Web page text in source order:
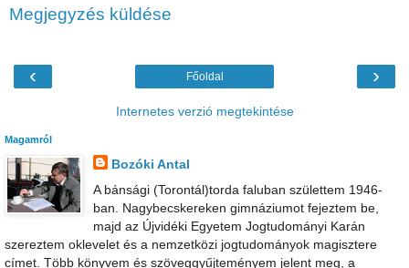
Megjegyzés küldése
‹ ›
Főoldal
Internetes verzió megtekintése
Magamról
Bozóki Antal
A bánsági (Torontál)torda faluban születtem 1946-
ban. Nagybecskereken gimnáziumot fejeztem be,
majd az Újvidéki Egyetem Jogtudományi Karán
szereztem oklevelet és a nemzetközi jogtudományok magisztere
címet. Több könyvem és szöveggyűjteményem jelent meg, a